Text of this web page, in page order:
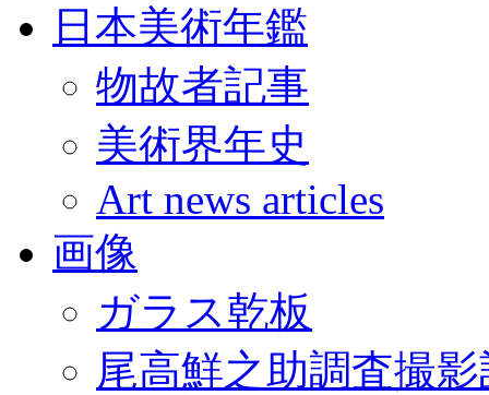
日本美術年鑑
物故者記事
美術界年史
Art news articles
画像
ガラス乾板
尾高鮮之助調査撮